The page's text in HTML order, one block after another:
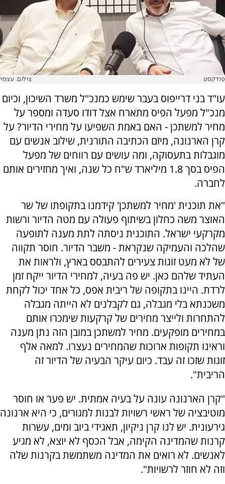
פודקסט צילום: עצמי
עו"ד בני דרייפוס בעבר שימש כמנכ"ל משרד השיכון, וכיום
מנכ"ל מפעל הפיס מתארח אצל דודו סעדה ומספר על
מחיר למשתכן - האם באמת השפיעו על מחירי הדיור? על
קרן הארנונה, מיזם הכתיבה התורנית, שילוב אנשים עם
מוגבלות בתעסוקה, ומה עושים עם רווחים של מפעל
הפיס בסך 1.8 מיליארד ש"ח כל שנה, ואיך מחזירים אותם
לחברה.
"את תוכנית 'מחיר למשתכן' קידמנו בתקופתו של שר
האוצר משה כחלון בשיתוף פעולה עם מטה הדיור ורשות
מקרקעי ישראל. התוכנית ניסתה לתת מענה לתופעה
שהלכה והעמיקה שנקראת - משבר הדיור. חוסר תקווה
של לא מעט זוגות צעירים להתבסס בארץ, ולראות את
העתיד שלהם כאן. יש פה בעיה, למחירי הדיור ייקח זמן
לרדת. היינו בתקופה של ריבית אפס, כל אחד יכול לקחת
משכנתא בלי מגבלה, גם לקבלנים לא הייתה מגבלה
להתחרות ולייצר מחירים של קרקעות שימכרו אותם
במחירים מופקעים. מחיר למשתכן במובן הזה נתן מענה
וראינו תקופות ארוכות שהמחירים נעצרו. למאה אלף
זוגות שזכו זה עבד. כיום עיקר הבעיה של הדיור זה
הריבית".
"קרן הארנונה עונה על בעיה אמתית. יש פער או חוסר
מוטיבציה של ראשי רשויות לבנות למגורים, כי היא ארנונה
גירעונית. יש לנו קרן ניקיון, תאגידי ביוב ומים, עשרות
קרנות שהמדינה הקימה, אבל הכסף לא יוצא, לא מגיע
לאנשים. לא רואים את המדינה משתמשת בקרנות שלה
וזה לא חוזר לרשויות".